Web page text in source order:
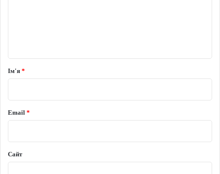
Ім'я *
Email *
Сайт